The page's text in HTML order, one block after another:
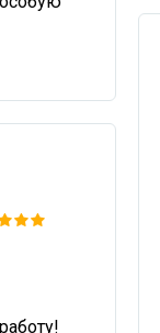
Он
и